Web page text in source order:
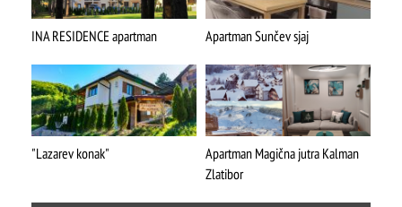
INA RESIDENCE apartman Apartman Sunčev sjaj
"Lazarev konak"
Apartman Magična jutra Kalman
Zlatibor
ŠTA
VIDETI